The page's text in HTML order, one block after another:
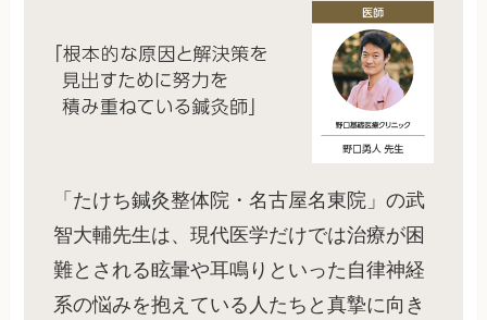
「たけち鍼灸整体院・名古屋名東院」の武
智大輔先生は、現代医学だけでは治療が困
難とされる眩暈や耳鳴りといった自律神経
系の悩みを抱えている人たちと真摯に向き